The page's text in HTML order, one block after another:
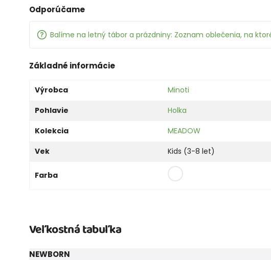
Odporúčame
Balíme na letný tábor a prázdniny: Zoznam oblečenia, na
Základné informácie
Výrobca
Minoti
Pohlavie
Holka
Kolekcia
MEADOW
Vek
Kids (3-8 let)
Farba
Veľkostná tabuľka
NEWBORN